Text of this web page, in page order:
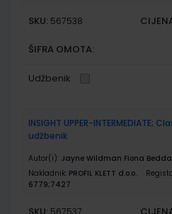
SKU: 567538
ŠIFRA OMOTA:
Udžbenik
INSIGHT UPPER-INTERMEDIATE;
udžbenik
Autor(i): Jayne Wildman Fiona
Nakladnik: PROFIL KLETT d.o.o.
6779;7427
567537